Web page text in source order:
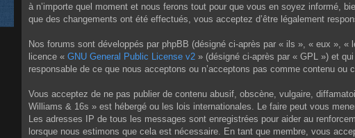
à n’importe quel moment et nous ferons tout pour que vous en soyez informé,
que des changements ont été effectués, vous acceptez d’être légalement
Nos forums sont développés par phpBB (désigné ci-après par « ils », « eux »,
licence « GNU General Public License v2 » (désigné ci-après par « GPL ») et
responsable de ce que nous acceptons ou n’acceptons pas comme contenu
Vous acceptez de ne pas publier de contenu abusif, obscène, vulgaire,
Williams & 16s » est hébergé ou les lois internationales. Le faire peut vous
Les adresses IP de tous les messages sont enregistrées pour aider au
lorsque nous estimons que cela est nécessaire. En tant que membre, vous